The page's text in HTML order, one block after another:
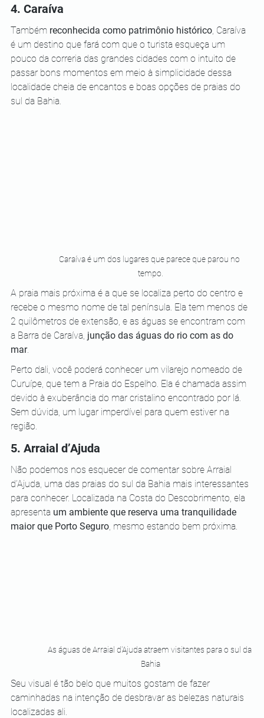
4. Caraíva
Também reconhecida como patrimônio histórico, Caraíva
é um destino que fará com que o turista esqueça um
pouco da correria das grandes cidades com o intuito de
passar bons momentos em meio à simplicidade dessa
localidade cheia de encantos e boas opções de praias do
sul da Bahia.
Caraíva é um dos lugares que parece que parou no
tempo.
A praia mais próxima é a que se localiza perto do centro e
recebe o mesmo nome de tal península. Ela tem menos de
2 quilômetros de extensão, e as águas se encontram com
a Barra de Caraíva, junção das águas do rio com as do
mar.
Perto dali, você poderá conhecer um vilarejo nomeado de
Curuípe, que tem a Praia do Espelho. Ela é chamada assim
devido à exuberância do mar cristalino encontrado por lá.
Sem dúvida, um lugar imperdível para quem estiver na
região.
5. Arraial d’Ajuda
Não podemos nos esquecer de comentar sobre Arraial
d’Ajuda, uma das praias do sul da Bahia mais interessantes
para conhecer. Localizada na Costa do Descobrimento, ela
apresenta um ambiente que reserva uma tranquilidade
maior que Porto Seguro , mesmo estando bem próxima.
As águas de Arraial d'Ajuda atraem visitantes para o sul da
Bahia
Seu visual é tão belo que muitos gostam de fazer
caminhadas na intenção de desbravar as belezas naturais
localizadas ali.